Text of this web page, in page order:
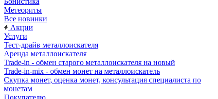
Метеориты
Все новинки
Акции
Услуги
Тест-драйв металлоискателя
Аренда металлоискателя
Trade-in - обмен старого металлоискателя на новый
Trade-in-mix - обмен монет на металлоискатель
Скупка монет, оценка монет, консультация специалиста по
монетам
Покупателю